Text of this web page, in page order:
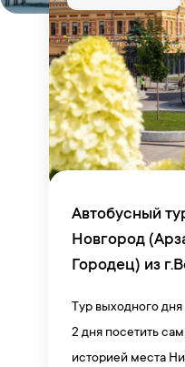
Автобусный
Новгород
Городец) из
Тур выходного дня
2 дня посетить
историей места